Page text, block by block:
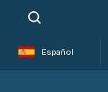
Español